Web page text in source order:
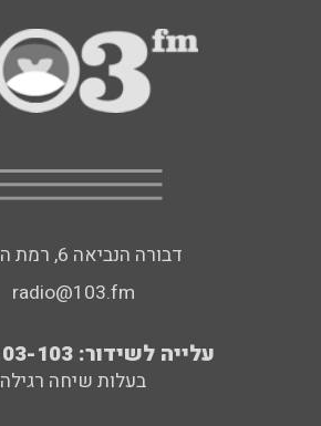
דבורה הנביאה 6, רמת השרון
radio@103.fm
עלייה לשידור: 0552-103-103
בעלות שיחה רגילה